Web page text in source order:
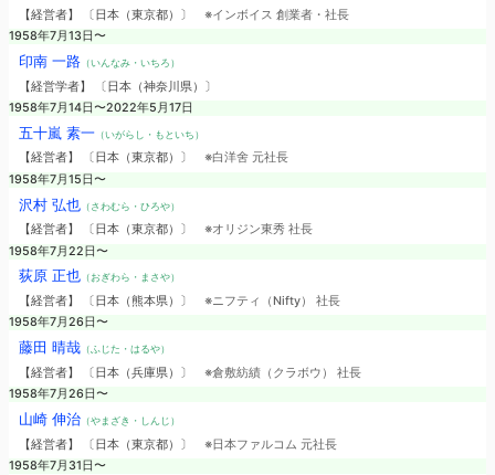
【経営者】 〔日本（東京都）〕 ※インボイス 創業者・社長
1958年7月13日〜
印南 一路（いんなみ・いちろ）
【経営学者】 〔日本（神奈川県）〕
1958年7月14日〜2022年5月17日
五十嵐 素一（いがらし・もといち）
【経営者】 〔日本（東京都）〕 ※白洋舍 元社長
1958年7月15日〜
沢村 弘也（さわむら・ひろや）
【経営者】 〔日本（東京都）〕 ※オリジン東秀 社長
1958年7月22日〜
荻原 正也（おぎわら・まさや）
【経営者】 〔日本（熊本県）〕 ※ニフティ（Nifty） 社長
1958年7月26日〜
藤田 晴哉（ふじた・はるや）
【経営者】 〔日本（兵庫県）〕 ※倉敷紡績（クラボウ） 社長
1958年7月26日〜
山崎 伸治（やまざき・しんじ）
【経営者】 〔日本（東京都）〕 ※日本ファルコム 元社長
1958年7月31日〜